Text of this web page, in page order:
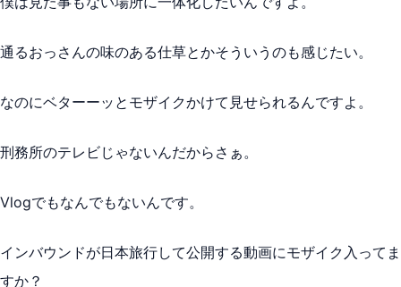
通るおっさんの味のある仕草とかそういうのも感じたい。
なのにベターーッとモザイクかけて見せられるんですよ。
刑務所のテレビじゃないんだからさぁ。
Vlogでもなんでもないんです。
インバウンドが日本旅行して公開する動画にモザイク入ってま
すか？